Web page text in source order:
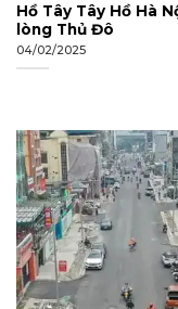
Hồ Tây Tây Hồ Hà
lòng Thủ Đô
04/02/2025